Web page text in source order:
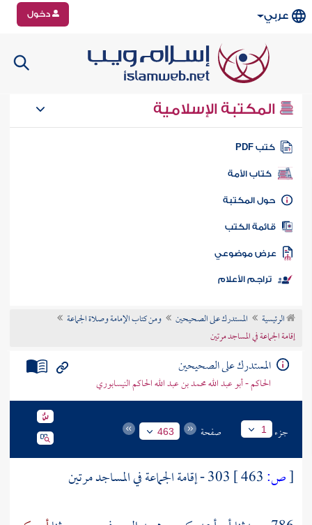
عربي دخول
المكتبة الإسلامية
كتب PDF
كتاب الأمة
المكتبة
الكتب
موضوعي
تراجم الأعلام
الرئيسية المستدرك على الصحيحين
ومن كتاب الإمامة وصلاة الجماعة
إقامة الجماعة في المساجد مرتين
المستدرك على الصحيحين
الحاكم - أبو عبد الله محمد بن عبد الله الحاكم النيسابوري
جزء 1 صفحة 463
[ص:
303 - إقامة الجماعة في المساجد مرتين